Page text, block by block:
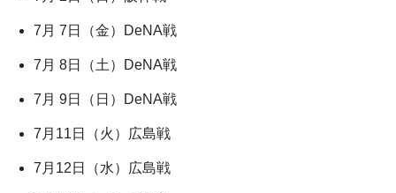
7月 7日（金）DeNA戦
7月 8日（土）DeNA戦
7月 9日（日）DeNA戦
7月11日（火）広島戦
7月12日（水）広島戦